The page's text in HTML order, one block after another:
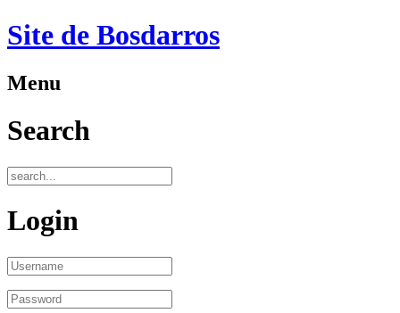
Site de Bosdarros
Menu
Search
Login